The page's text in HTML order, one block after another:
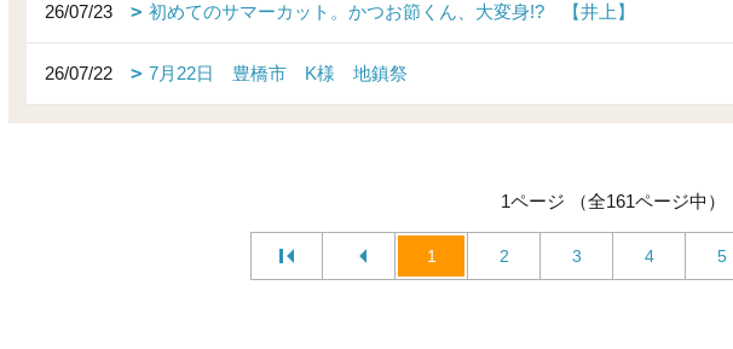
26/07/23 初めてのサマーカット。かつお節くん、大変身!? 【井上】
26/07/22 7月22日 豊橋市 K様 地鎮祭
1ページ （全161ページ中）
1 2 3 4 5